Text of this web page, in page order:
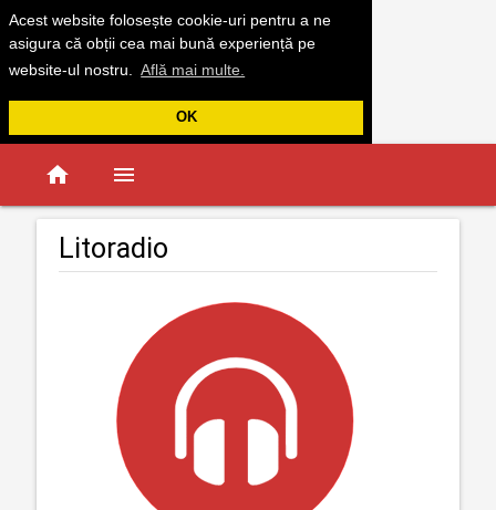
Acest website folosește cookie-uri pentru a ne
asigura că obții cea mai bună experiență pe
website-ul nostru.
Află mai multe.
OK
home menu
Litoradio